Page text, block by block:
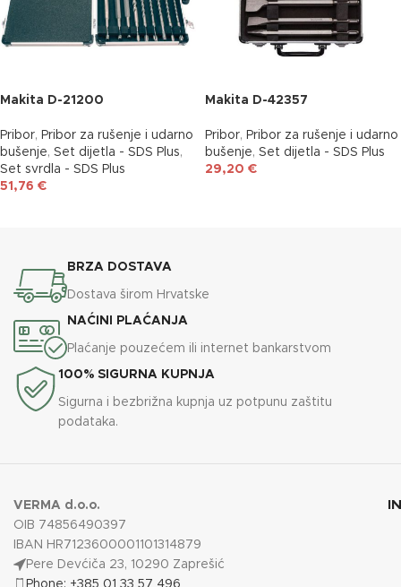
Makita D-21200
Pribor, Pribor za rušenje i udarno
bušenje, Set dijetla - SDS Plus,
Set svrdla - SDS Plus
51,76 €
Makita D-42357
Pribor, Pribor za rušenje i udarno
bušenje, Set dijetla - SDS Plus
29,20 €
BRZA DOSTAVA
Dostava širom Hrvatske
NAĆINI PLAĆANJA
Plaćanje pouzećem ili internet bankarstvom
100% SIGURNA KUPNJA
Sigurna i bezbrižna kupnja uz potpunu zaštitu
podataka.
VERMA d.o.o.
OIB 74856490397
IBAN HR7123600001101314879
Pere Devćiča 23, 10290 Zaprešić
Phone: +385 01 33 57 496